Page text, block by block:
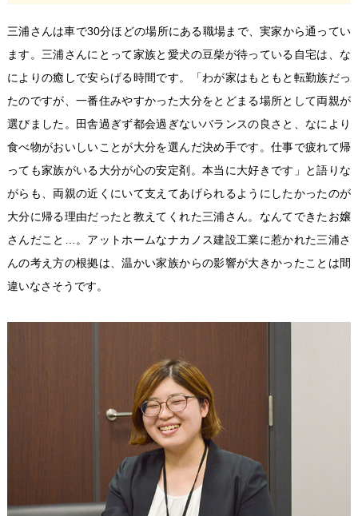
三浦さんは車で30分ほどの場所にある職場まで、実家から通ってい
ます。三浦さんにとって家族と愛犬の豆柴が待っている自宅は、な
によりの癒しで安らげる時間です。「わが家はもともと転勤族だっ
たのですが、一番住みやすかった大分をとどまる場所として両親が
選びました。田舎過ぎず都会過ぎないバランスの良さと、なにより
食べ物がおいしいことが大分を選んだ決め手です。仕事で疲れて帰
っても家族がいる大分が心の安定剤。本当に大好きです」と語りな
がらも、両親の近くにいて支えてあげられるようにしたかったのが
大分に帰る理由だったと教えてくれた三浦さん。なんてできたお嬢
さんだこと…。アットホームなナカノス建設工業に惹かれた三浦さ
んの考え方の根拠は、温かい家族からの影響が大きかったことは間
違いなさそうです。